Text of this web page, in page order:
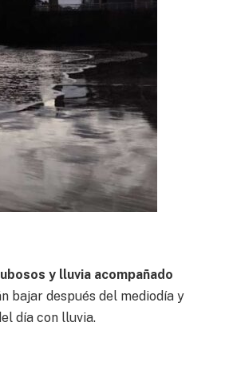
y lluvia acompañado
bajar después del mediodía y
día con lluvia.